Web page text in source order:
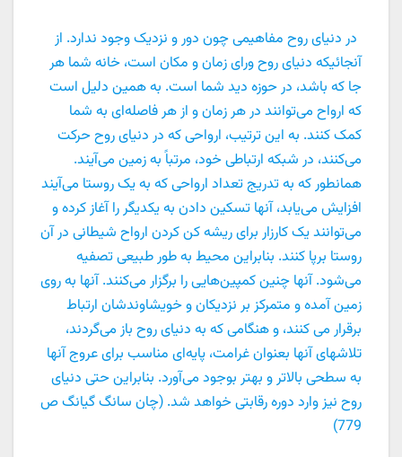
در دنیای روح مفاهیمی چون دور و نزدیک وجود ندارد. از
آنجائیکه دنیای روح ورای زمان و مکان است، خانه شما هر
جا که باشد، در حوزه دید شما است. به همین دلیل است
که ارواح می‌‌توانند در هر زمان و از هر فاصله‌ای به شما
کمک کنند. به این ترتیب، ارواحی که در دنیای روح حرکت
می‌کنند، در شبکه ارتباطی خود، مرتباً به زمین می‌آیند.
همانطور که به تدریج تعداد ارواحی که به یک روستا می‌آیند
افزایش می‌یابد، آنها تسکین دادن به یکدیگر را آغاز کرده و
می‌توانند یک کارزار برای ریشه کن کردن ارواح شیطانی در آن
روستا برپا کنند. بنابراین محیط به طور طبیعی تصفیه
می‌شود. آنها چنین کمپین‌هایی را برگزار می‌کنند. آنها به روی
زمین آمده و متمرکز بر نزدیکان و خویشاوندشان ارتباط
برقرار می کنند، و هنگامی که به دنیای روح باز می‌گردند،
تلاشهای آنها بعنوان غرامت، پایه‌ای مناسب برای عروج آنها
به سطحی بالاتر و بهتر بوجود می‌آورد. بنابراین حتی دنیای
روح نیز وارد دوره رقابتی خواهد شد. (چان سانگ گیانگ ص
779)